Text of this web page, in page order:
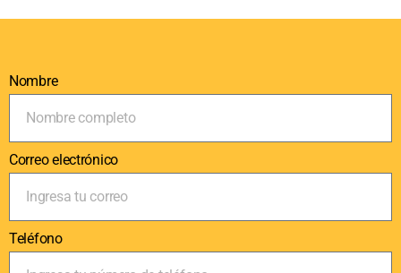
Nombre
Correo electrónico
Teléfono